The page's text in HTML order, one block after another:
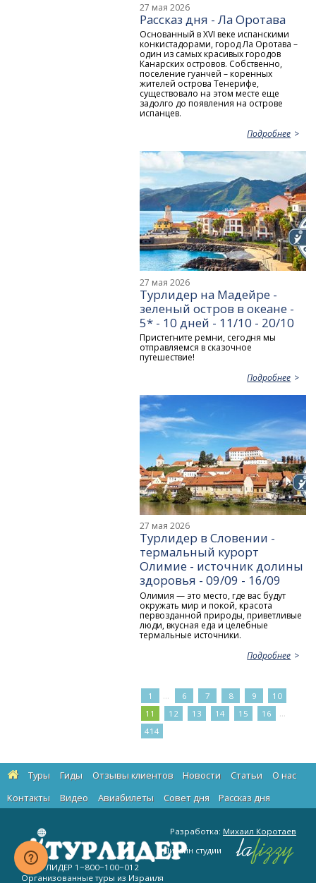
27 мая 2026
Рассказ дня - Ла Оротава
Основанный в XVI веке испанскими
конкистадорами, город Ла Оротава –
один из самых красивых городов
Канарских островов. Собственно,
поселение гуанчей – коренных
жителей острова Тенерифе,
существовало на этом месте еще
задолго до появления на острове
испанцев.
Подробнее
27 мая 2026
Турлидер на Мадейре -
зеленый остров в океане -
5* - 10 дней - 11/10 - 20/10
Пристегните ремни, сегодня мы
отправляемся в сказочное
путешествие!
Подробнее
27 мая 2026
Турлидер в Словении -
термальный курорт
Олимие - источник долины
здоровья - 09/09 - 16/09
Олимия — это место, где вас будут
окружать мир и покой, красота
первозданной природы, приветливые
люди, вкусная еда и целебные
термальные источники.
Подробнее
1 ... 6 7 8 9
10
11
12 13 14 15 16 ...
414
Туры Гиды Отзывы клиентов Новости Статьи
О нас
Контакты
Видео Авиабилеты Cовет дня Рассказ дня
© ТУРЛИДЕР 1−800−100−012
Организованные туры из Израиля
Разработка: Михаил Коротаев
Дизайн студии